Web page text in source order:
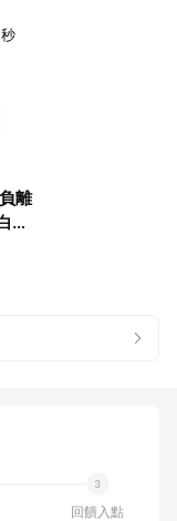
秒
離
）
》
回饋入點